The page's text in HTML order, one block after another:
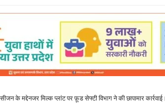
के मद्देनजर मिल्क प्लांट पर फ़ूड सेफ्टी विभाग ने की छापामार कार्रवाई।